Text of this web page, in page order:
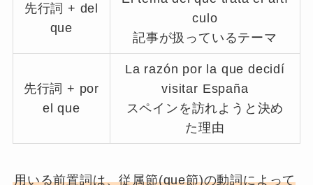
先行詞 + del
que
culo
記事が扱っているテーマ
先行詞 + por
el que
La razón por la que decidí
visitar España
スペインを訪れようと決め
た理由
用いる前置詞は、従属節(que節)の動詞によって